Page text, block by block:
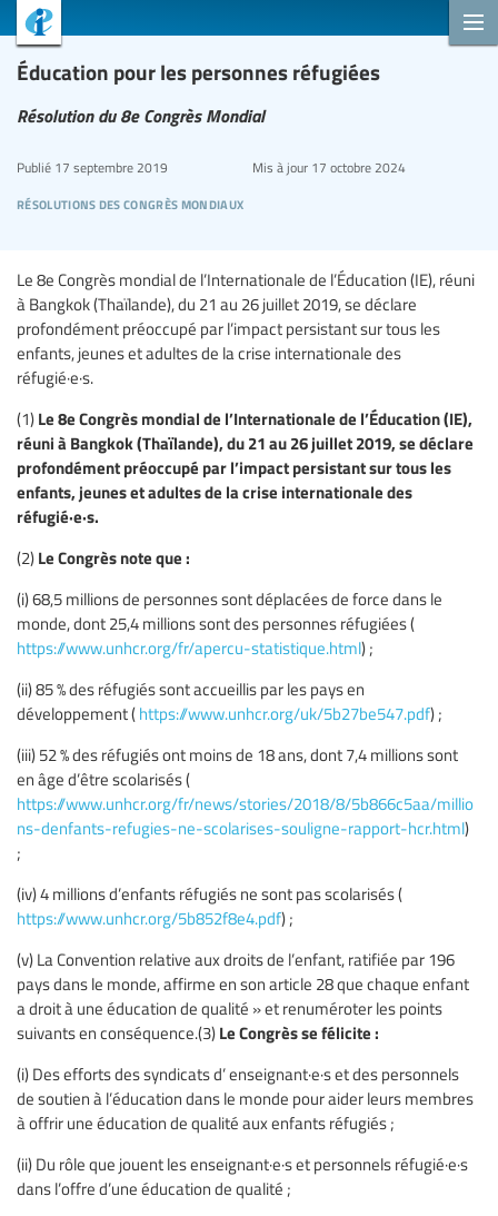
Éducation pour les personnes réfugiées
Résolution du 8e Congrès Mondial
résolutions des congrès mondiaux
Publié 17 septembre 2019 Mis à jour17 octobre 2024
Le 8e Congrès mondial de l’Internationale de l’Éducation (IE), réuni
à Bangkok (Thaïlande), du 21 au 26 juillet 2019, se déclare
profondément préoccupé par l’impact persistant sur tous les
enfants, jeunes et adultes de la crise internationale des
réfugié·e·s.
(1) Le 8e Congrès mondial de l’Internationale de l’Éducation (IE),
réuni à Bangkok (Thaïlande), du 21 au 26 juillet 2019, se déclare
profondément préoccupé par l’impact persistant sur tous les
enfants, jeunes et adultes de la crise internationale des
réfugié·e·s.
(2) Le Congrès note que :
(i) 68,5 millions de personnes sont déplacées de force dans le
monde, dont 25,4 millions sont des personnes réfugiées (
https://www.unhcr.org/fr/apercu-statistique.html) ;
(ii) 85 % des réfugiés sont accueillis par les pays en
développement ( https://www.unhcr.org/uk/5b27be547.pdf) ;
(iii) 52 % des réfugiés ont moins de 18 ans, dont 7,4 millions sont
en âge d’être scolarisés (
https://www.unhcr.org/fr/news/stories/2018/8/5b866c5aa/millio
ns-denfants-refugies-ne-scolarises-souligne-rapport-hcr.html)
;
(iv) 4 millions d’enfants réfugiés ne sont pas scolarisés (
https://www.unhcr.org/5b852f8e4.pdf) ;
(v) La Convention relative aux droits de l’enfant, ratifiée par 196
pays dans le monde, affirme en son article 28 que chaque enfant
a droit à une éducation de qualité » et renuméroter les points
suivants en conséquence.(3) Le Congrès se félicite :
(i) Des efforts des syndicats d’ enseignant·e·s et des personnels
de soutien à l’éducation dans le monde pour aider leurs membres
à offrir une éducation de qualité aux enfants réfugiés ;
(ii) Du rôle que jouent les enseignant·e·s et personnels réfugié·e·s
dans l’offre d’une éducation de qualité ;